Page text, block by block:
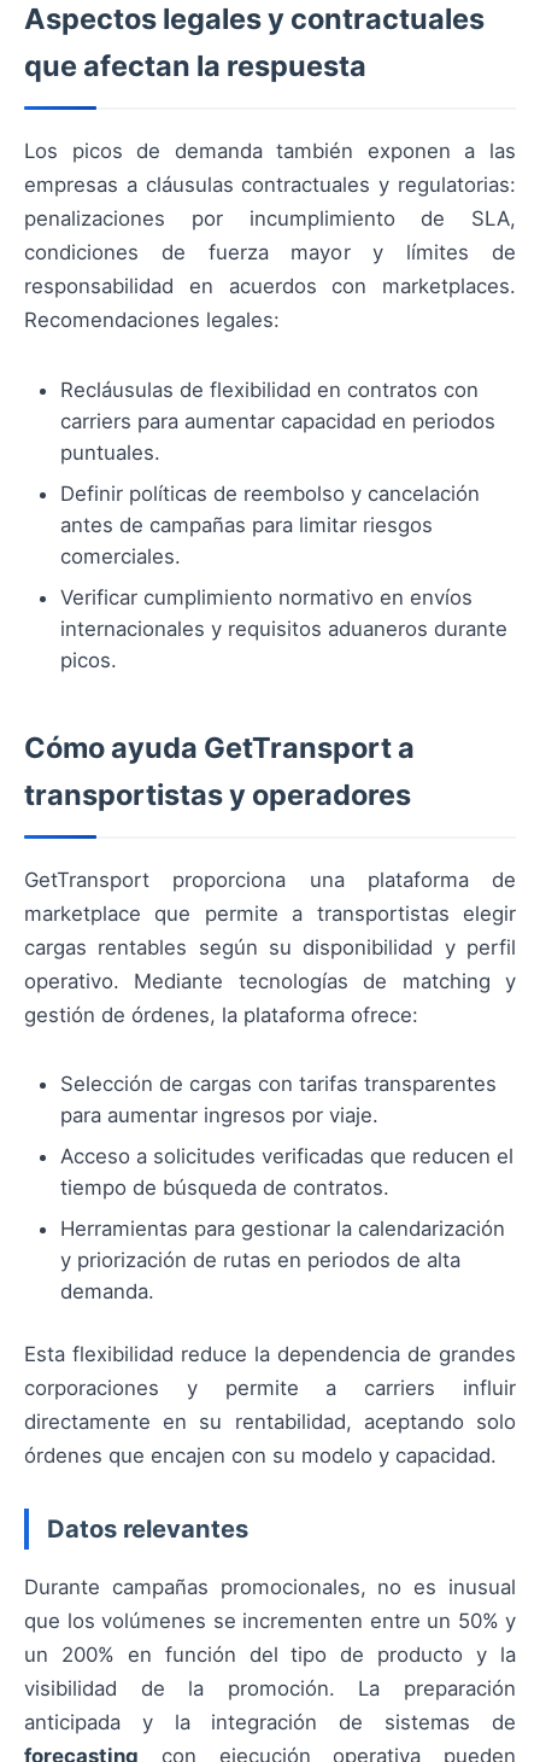
Aspectos legales y contractuales
que afectan la respuesta
Los picos de demanda también exponen a las
empresas a cláusulas contractuales y regulatorias:
penalizaciones por incumplimiento de SLA,
condiciones de fuerza mayor y límites de
responsabilidad en acuerdos con marketplaces.
Recomendaciones legales:
Recláusulas de flexibilidad en contratos con
carriers para aumentar capacidad en periodos
puntuales.
Definir políticas de reembolso y cancelación
antes de campañas para limitar riesgos
comerciales.
Verificar cumplimiento normativo en envíos
internacionales y requisitos aduaneros durante
picos.
Cómo ayuda GetTransport a
transportistas y operadores
GetTransport proporciona una plataforma de
marketplace que permite a transportistas elegir
cargas rentables según su disponibilidad y perfil
operativo. Mediante tecnologías de matching y
gestión de órdenes, la plataforma ofrece:
Selección de cargas con tarifas transparentes
para aumentar ingresos por viaje.
Acceso a solicitudes verificadas que reducen el
tiempo de búsqueda de contratos.
Herramientas para gestionar la calendarización
y priorización de rutas en periodos de alta
demanda.
Esta flexibilidad reduce la dependencia de grandes
corporaciones y permite a carriers influir
directamente en su rentabilidad, aceptando solo
órdenes que encajen con su modelo y capacidad.
Datos relevantes
Durante campañas promocionales, no es inusual
que los volúmenes se incrementen entre un 50% y
un 200% en función del tipo de producto y la
visibilidad de la promoción. La preparación
anticipada y la integración de sistemas de
forecasting con ejecución operativa pueden